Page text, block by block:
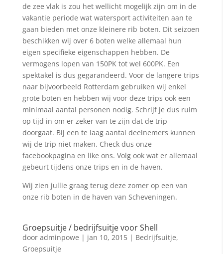
de zee vlak is zou het wellicht mogelijk zijn om in de
vakantie periode wat watersport activiteiten aan te
gaan bieden met onze kleinere rib boten. Dit seizoen
beschikken wij over 6 boten welke allemaal hun
eigen specifieke eigenschappen hebben. De
vermogens lopen van 150PK tot wel 600PK. Een
spektakel is dus gegarandeerd. Voor de langere trips
naar bijvoorbeeld Rotterdam gebruiken wij enkel
grote boten en hebben wij voor deze trips ook een
minimaal aantal personen nodig. Schrijf je dus ruim
op tijd in om er zeker van te zijn dat de trip
doorgaat. Bij een te laag aantal deelnemers kunnen
wij de trip niet maken. Check dus onze
facebookpagina en like ons. Volg ook wat er allemaal
gebeurt tijdens onze trips en in de haven.
Wij zien jullie graag terug deze zomer op een van
onze rib boten in de haven van Scheveningen.
Groepsuitje / bedrijfsuitje voor Shell
door adminpowe | jan 10, 2015| Bedrijfsuitje,
Groepsuitje